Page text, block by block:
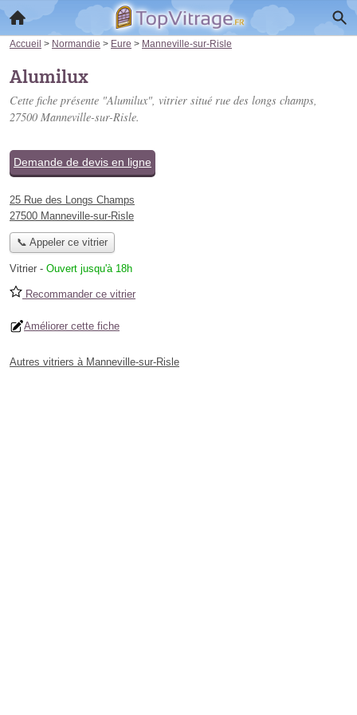
Accueil > Normandie > Eure > Manneville-sur-Risle
Alumilux
Cette fiche présente "Alumilux", vitrier situé rue des longs champs,
27500 Manneville-sur-Risle.
Demande de devis en ligne
25 Rue des Longs Champs
27500 Manneville-sur-Risle
📞 Appeler ce vitrier
Vitrier - Ouvert jusqu'à 18h
Recommander ce vitrier
Améliorer cette fiche
Autres vitriers à Manneville-sur-Risle